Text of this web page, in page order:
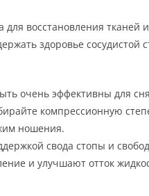
восстановления тканей
здоровье сосудистой
очень эффективны для
компрессионную
ношения.
свода стопы и
и улучшают отток